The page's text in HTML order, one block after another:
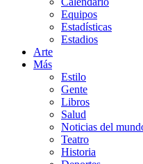
Equipos
Estadísticas
Estadios
Arte
Más
Estilo
Gente
Libros
Salud
Noticias del
Teatro
Historia